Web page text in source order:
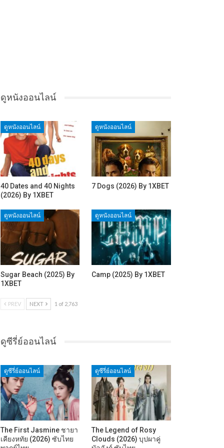
ดูหนังออนไลน์
ดูหนังออนไลน์
40 Dates and 40 Nights
(2026) By 1XBET
ดูหนังออนไลน์
7 Dogs (2026) By 1XBET
ดูหนังออนไลน์
Sugar Beach (2025) By
1XBET
ดูหนังออนไลน์
Camp (2025) By 1XBET
PREV NEXT 1 of 2,763
ดูซีรี่ย์ออนไลน์
ดูซีรี่ย์ออนไลน์
The First Jasmine ชายา
เคียงหทัย (2026) ซับไทย
ดูซีรี่ย์ออนไลน์
The Legend of Rosy
Clouds (2026) บุปผาคู่